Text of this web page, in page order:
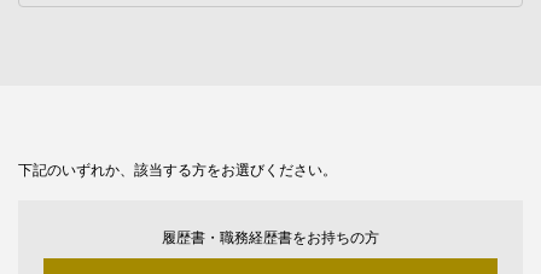
下記のいずれか、該当する方をお選びください。
履歴書・職務経歴書をお持ちの方